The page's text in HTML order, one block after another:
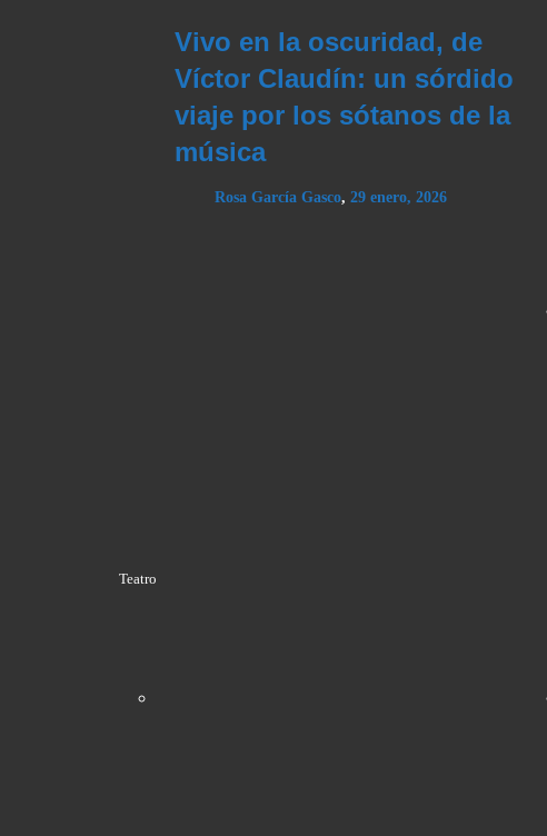
Vivo en la oscuridad, de
Víctor Claudín: un sórdido
viaje por los sótanos de la
música
Rosa García Gasco, 29 enero, 2026
Teatro